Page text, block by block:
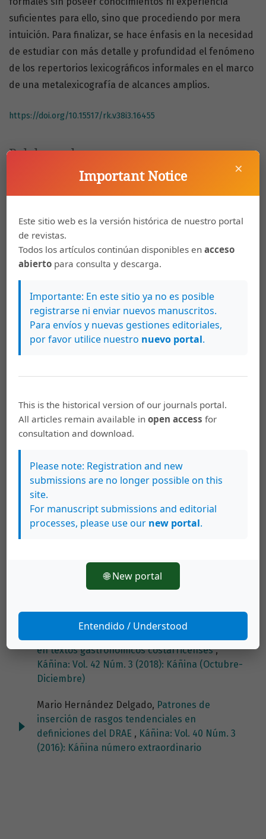
Palabras clave
lexicografía costarricense
lexicografía
lexicografía regionalismo
Cómo citar
Hernández Delgado, M. (2014). La lexicografía informal
regionalista: noción y algunos casos del ámbito costarricense
actual.Káñina,38 (3), 89–111.
https://doi.org/10.15517/rk.v38i3.16455
Más formatos de cita
suficientes para ello, sino que procediendo por mera
intuición. Para finalizar, se hace énfasis en la necesidad
de estudiar con más detalle y profundidad el fenómeno
de los repertorios lexicográficos informales en el marco
de una metalexicografía de alcances amplios.
https://doi.org/10.15517/rk.v38i3.16455
Descargas
Artículos más leídos del mismo autor/a
DE (I)DIAY EN COSTA RICA
Káñina: Vol. 36 Núm.
2 (2012): Káñina (Especial)
de León, Édgar Casasola Murillo, Patrones de
marcación de ingredientes y orden de procesos
en textos gastronómicos costarricenses,
Káñina: Vol. 42 Núm. 3 (2018): Káñina (Octubre-
Diciembre)
Mario Hernández Delgado, Patrones de
inserción de rasgos tendenciales en
definiciones del DRAE , Káñina: Vol. 40 Núm. 3
(2016): Káñina número extraordinario
×
Important Notice
Este sitio web es la versión histórica de nuestro portal
de revistas.
Todos los artículos continúan disponibles enacceso
abierto para consulta y descarga.
Importante: En este sitio ya no es posible
registrarse ni enviar nuevos manuscritos.
Para envíos y nuevas gestiones editoriales,
por favor utilice nuestro nuevo portal.
This is the historical version of our journals portal.
All articles remain available inopen access for
consultation and download.
Please note: Registration and new
submissions are no longer possible on this
site.
For manuscript submissions and editorial
processes, please use our new portal.
🌐 New portal
Entendido / Understood